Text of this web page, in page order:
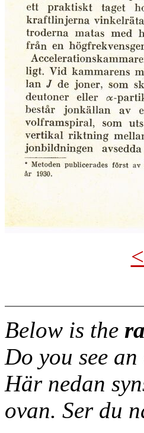
Below is the
Do you see
Här nedan
ovan. Ser du